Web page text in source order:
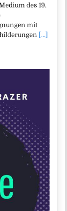
des 19.
mit
[...]